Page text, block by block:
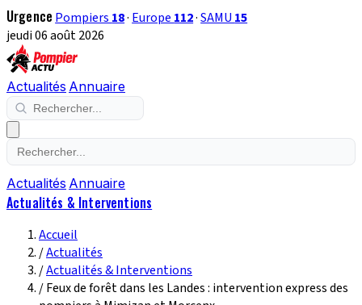
Urgence Pompiers 18· Europe 112·SAMU 15
jeudi 06 août 2026
Actualités Annuaire
Actualités Annuaire
Actualités & Interventions
Accueil
/Actualités
/Actualités & Interventions
/Feux de forêt dans les Landes : intervention express des